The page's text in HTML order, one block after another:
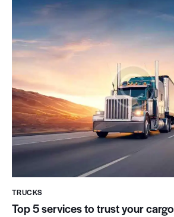
TRUCKS
Top 5 services to trust your cargo